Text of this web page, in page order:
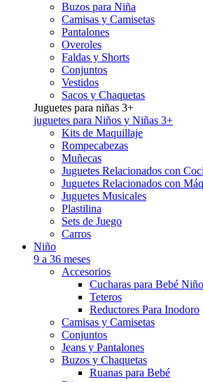
Buzos para Niña
Camisas y Camisetas
Pantalones
Overoles
Faldas y Shorts
Conjuntos
Vestidos
Sacos y Chaquetas
Juguetes para niñas 3+
juguetes para Niños y Niñas 3+
Kits de Maquillaje
Rompecabezas
Muñecas
Juguetes Relacionados con
Juguetes Relacionados con
Juguetes Musicales
Plastilina
Sets de Juego
Carros
Niño
9 a 36 meses
Accesorios
Cucharas para Bebé Niño
Teteros
Reductores Para Inodoro
Camisas y Camisetas
Conjuntos
Jeans y Pantalones
Buzos y Chaquetas
Ruanas para Bebé